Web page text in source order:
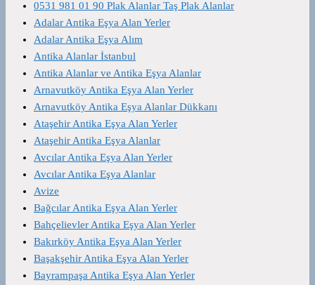
0531 981 01 90 Plak Alanlar Taş Plak Alanlar
Adalar Antika Eşya Alan Yerler
Adalar Antika Eşya Alım
Antika Alanlar İstanbul
Antika Alanlar ve Antika Eşya Alanlar
Arnavutköy Antika Eşya Alan Yerler
Arnavutköy Antika Eşya Alanlar Dükkanı
Ataşehir Antika Eşya Alan Yerler
Ataşehir Antika Eşya Alanlar
Avcılar Antika Eşya Alan Yerler
Avcılar Antika Eşya Alanlar
Avize
Bağcılar Antika Eşya Alan Yerler
Bahçelievler Antika Eşya Alan Yerler
Bakırköy Antika Eşya Alan Yerler
Başakşehir Antika Eşya Alan Yerler
Bayrampaşa Antika Eşya Alan Yerler